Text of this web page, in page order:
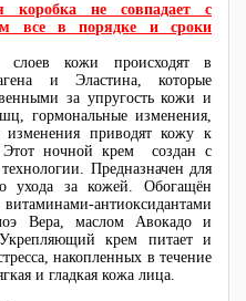
коробка не совпадает с
все в порядке и сроки
слоев кожи происходят в
и Эластина, которые
за упругость кожи и
гормональные изменения,
изменения приводят кожу к
ночной крем создан с
Предназначен для
ухода за кожей. Обогащён
антиоксидантами
Вера, маслом Авокадо и
крем питает и
накопленных в течение
и гладкая кожа лица.